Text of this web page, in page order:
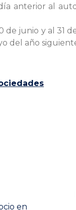
anterior al
junio y al 31
del año
en